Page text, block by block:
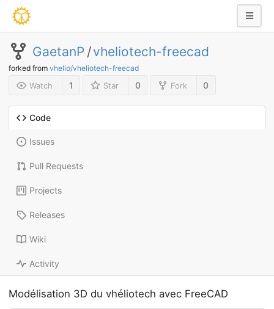
GaetanP /vheliotech-freecad
forked from vhelio/vheliotech-freecad
Watch 1 Star 0 Fork 0
Code
Issues
Pull Requests
Projects
Releases
Wiki
Activity
Modélisation 3D du vhéliotech avec FreeCAD